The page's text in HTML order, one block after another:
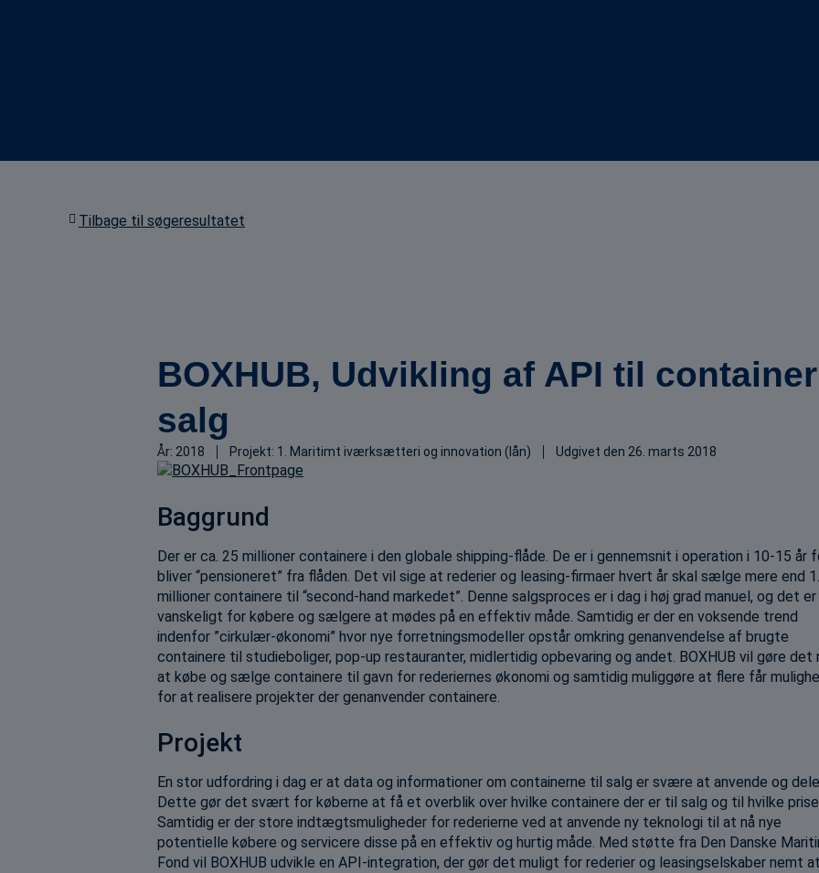
Tilbage til søgeresultatet
BOXHUB, Udvikling af API til container
salg
År: 2018 Projekt: 1. Maritimt iværksætteri og innovation (lån) Udgivet den 26. marts 2018
Baggrund
Der er ca. 25 millioner containere i den globale shipping-flåde. De er i gennemsnit i operation i 10-15 år
bliver “pensioneret” fra flåden. Det vil sige at rederier og leasing-firmaer hvert år skal sælge mere end
millioner containere til “second-hand markedet”. Denne salgsproces er i dag i høj grad manuel, og det er
vanskeligt for købere og sælgere at mødes på en effektiv måde. Samtidig er der en voksende trend
indenfor ”cirkulær-økonomi” hvor nye forretningsmodeller opstår omkring genanvendelse af brugte
containere til studieboliger, pop-up restauranter, midlertidig opbevaring og andet. BOXHUB vil gøre det
at købe og sælge containere til gavn for rederiernes økonomi og samtidig muliggøre at flere får
for at realisere projekter der genanvender containere.
Projekt
En stor udfordring i dag er at data og informationer om containerne til salg er svære at anvende og
Dette gør det svært for køberne at få et overblik over hvilke containere der er til salg og til hvilke
Samtidig er der store indtægtsmuligheder for rederierne ved at anvende ny teknologi til at nå nye
potentielle købere og servicere disse på en effektiv og hurtig måde. Med støtte fra Den Danske
Fond vil BOXHUB udvikle en API-integration, der gør det muligt for rederier og leasingselskaber nemt at